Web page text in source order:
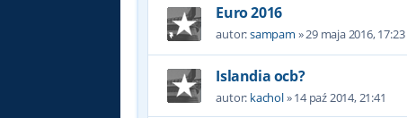
Euro 2016
autor:sampam »29 maja 2016, 17:23
Islandia ocb?
autor: kachol»14 paź 2014, 21:41